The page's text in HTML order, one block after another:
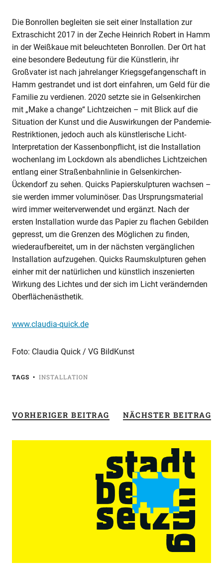
Die Bonrollen begleiten sie seit einer Installation zur
Extraschicht 2017 in der Zeche Heinrich Robert in Hamm
in der Weißkaue mit beleuchteten Bonrollen. Der Ort hat
eine besondere Bedeutung für die Künstlerin, ihr
Großvater ist nach jahrelanger Kriegsgefangenschaft in
Hamm gestrandet und ist dort einfahren, um Geld für die
Familie zu verdienen. 2020 setzte sie in Gelsenkirchen
mit „Make a change“ Lichtzeichen – mit Blick auf die
Situation der Kunst und die Auswirkungen der Pandemie-
Restriktionen, jedoch auch als künstlerische Licht-
Interpretation der Kassenbonpflicht, ist die Installation
wochenlang im Lockdown als abendliches Lichtzeichen
entlang einer Straßenbahnlinie in Gelsenkirchen-
Ückendorf zu sehen. Quicks Papierskulpturen wachsen –
sie werden immer voluminöser. Das Ursprungsmaterial
wird immer weiterverwendet und ergänzt. Nach der
ersten Installation wurde das Papier zu flachen Gebilden
gepresst, um die Grenzen des Möglichen zu finden,
wiederaufbereitet, um in der nächsten vergänglichen
Installation aufzugehen. Quicks Raumskulpturen gehen
einher mit der natürlichen und künstlich inszenierten
Wirkung des Lichtes und der sich im Licht verändernden
Oberﬂächenästhetik.
www.claudia-quick.de
Foto: Claudia Quick / VG BildKunst
TAGS INSTALLATION
VORHERIGER BEITRAG NÄCHSTER BEITRAG